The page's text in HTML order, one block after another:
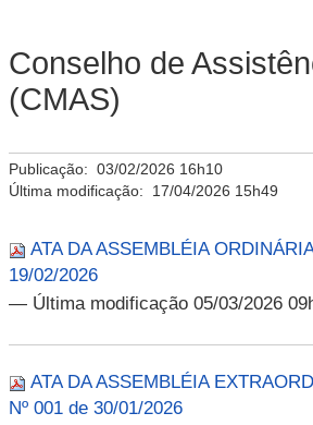
Conselho de
(CMAS)
Publicação: 03/02/2026 16h10
Última modificação: 17/04/2026 15h49
ATA DA ASSEMBLÉIA
19/02/2026
— Última modificação 05/03/2026
ATA DA ASSEMBLÉIA
Nº 001 de 30/01/2026